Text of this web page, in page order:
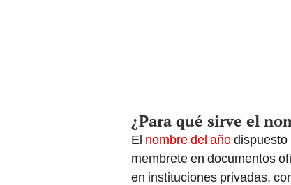
¿Para qué sirve el
El nombre del añodispuesto
membrete en documentos
en instituciones privadas,